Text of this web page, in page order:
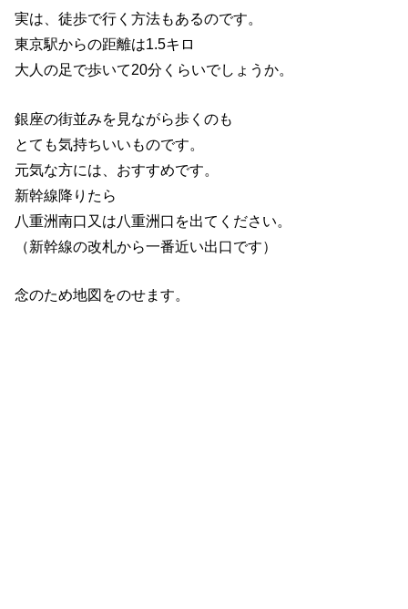
実は、徒歩で行く方法もあるのです。
東京駅からの距離は1.5キロ
大人の足で歩いて20分くらいでしょうか。
銀座の街並みを見ながら歩くのも
とても気持ちいいものです。
元気な方には、おすすめです。
新幹線降りたら
八重洲南口又は八重洲口を出てください。
（新幹線の改札から一番近い出口です）
念のため地図をのせます。